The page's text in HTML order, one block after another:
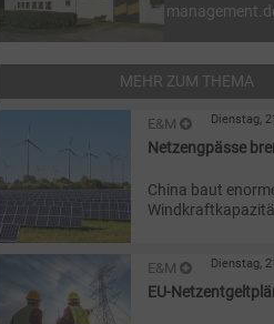
MEHR ZUM THEMA
E&M
REGENERATIVE
Dienstag,
Netzengpässe
Solaroffensive
China baut
noch große
Dekarbonisierung
E&M
STROMNETZ
Dienstag,
EU-